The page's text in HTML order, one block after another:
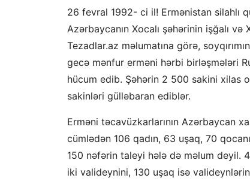
26 fevral 1992- ci il! Ermənistan silahlı
Azərbaycanın Xocalı şəhərinin işğalı və
Tezadlar.az məlumatına görə,
gecə mənfur erməni hərbi birləşmələri
hücum edib. Şəhərin 2 500 sakini xilas
sakinləri gülləbaran ediblər.
Erməni təcavüzkarlarının Azərbaycan
cümlədən 106 qadın, 63 uşaq, 70
150 nəfərin taleyi hələ də məlum deyil.
iki valideynini, 130 uşaq isə